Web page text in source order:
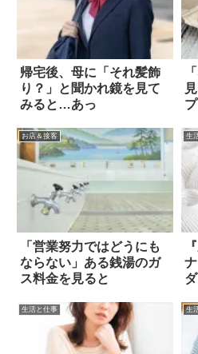
帰宅後、母に「それ髪飾
り？」と聞かれ鏡を見て
みると…あっ
お店＆接客
「営業努力ではどうにも
ならない」ある銭湯のガ
ス料金を見ると
生
生活と仕事 生